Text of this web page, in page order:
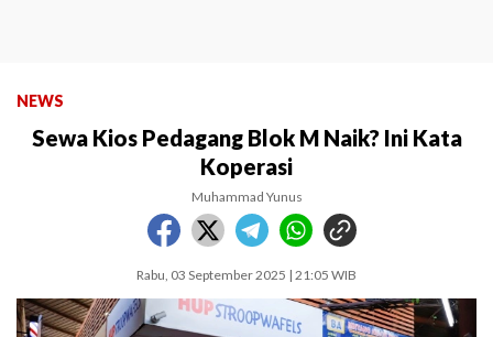
NEWS
Sewa Kios Pedagang Blok M Naik? Ini Kata
Koperasi
Muhammad Yunus
Rabu, 03 September 2025 | 21:05 WIB